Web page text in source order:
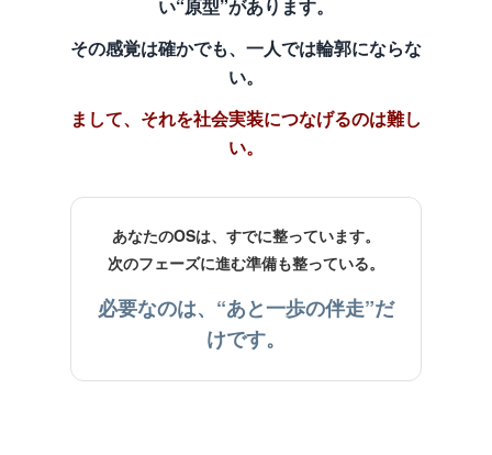
い“原型”があります。
その感覚は確かでも、一人では輪郭にならな
い。
まして、それを社会実装につなげるのは難し
い。
あなたのOSは、すでに整っています。
次のフェーズに進む準備も整っている。
必要なのは、“あと一歩の伴走”だ
けです。